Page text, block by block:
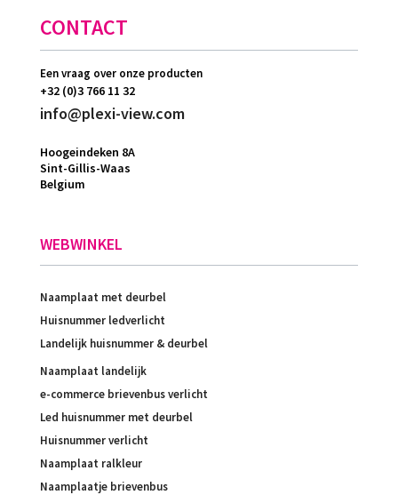
CONTACT
Een vraag over onze producten
+32 (0)3 766 11 32
info@plexi-view.com
Hoogeindeken 8A
Sint-Gillis-Waas
Belgium
WEBWINKEL
Naamplaat met deurbel
Huisnummer ledverlicht
Landelijk huisnummer & deurbel
Naamplaat landelijk
e-commerce brievenbus verlicht
Led huisnummer met deurbel
Huisnummer verlicht
Naamplaat ralkleur
Naamplaatje brievenbus